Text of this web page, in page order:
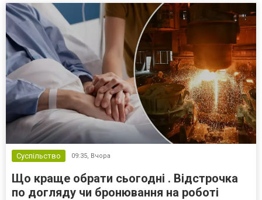
Суспільство 09:35, Вчора
Що краще обрати сьогодні . Відстрочка
по догляду чи бронювання на роботі